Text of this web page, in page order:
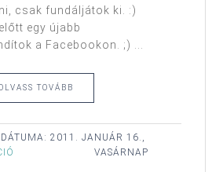
csak fundáljátok ki. :)
egy újabb
a Facebookon. ;) ...
TOVÁBB
2011. JANUÁR 16.,
VASÁRNAP